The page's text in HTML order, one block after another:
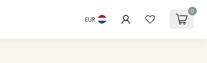
EUR
0